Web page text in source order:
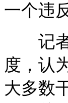
一个违
记者
度，认
大多数